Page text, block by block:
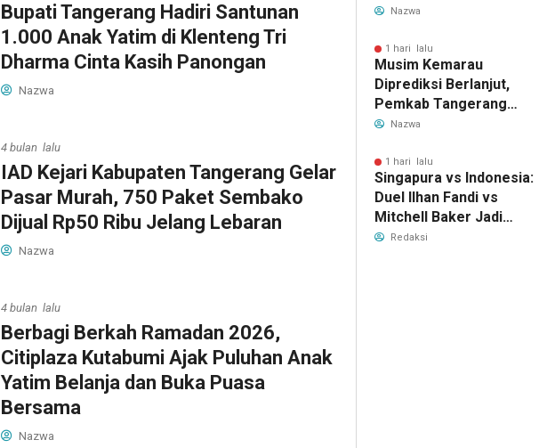
Bupati Tangerang Hadiri Santunan
1.000 Anak Yatim di Klenteng Tri
Dharma Cinta Kasih Panongan
Nazwa
4 bulan lalu
IAD Kejari Kabupaten Tangerang Gelar
Pasar Murah, 750 Paket Sembako
Dijual Rp50 Ribu Jelang Lebaran
Nazwa
4 bulan lalu
Berbagi Berkah Ramadan 2026,
Citiplaza Kutabumi Ajak Puluhan Anak
Yatim Belanja dan Buka Puasa
Bersama
Nazwa
Indonesia Ditahan, Polda
Perebutan Pengelolaan
Limbah
Nazwa
1 hari lalu
Musim Kemarau
Diprediksi Berlanjut,
Pemkab Tangerang
Siapkan Langkah
Bersih
Nazwa
1 hari lalu
Singapura vs Indonesia:
Duel Ilhan Fandi vs
Mitchell Baker Jadi
Sorotan di Piala AFF
Redaksi